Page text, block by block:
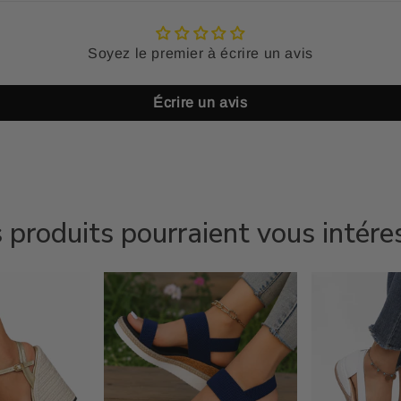
Soyez le premier à écrire un avis
Écrire un avis
produits pourraient vous